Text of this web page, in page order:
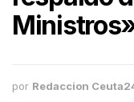
por Redaccion